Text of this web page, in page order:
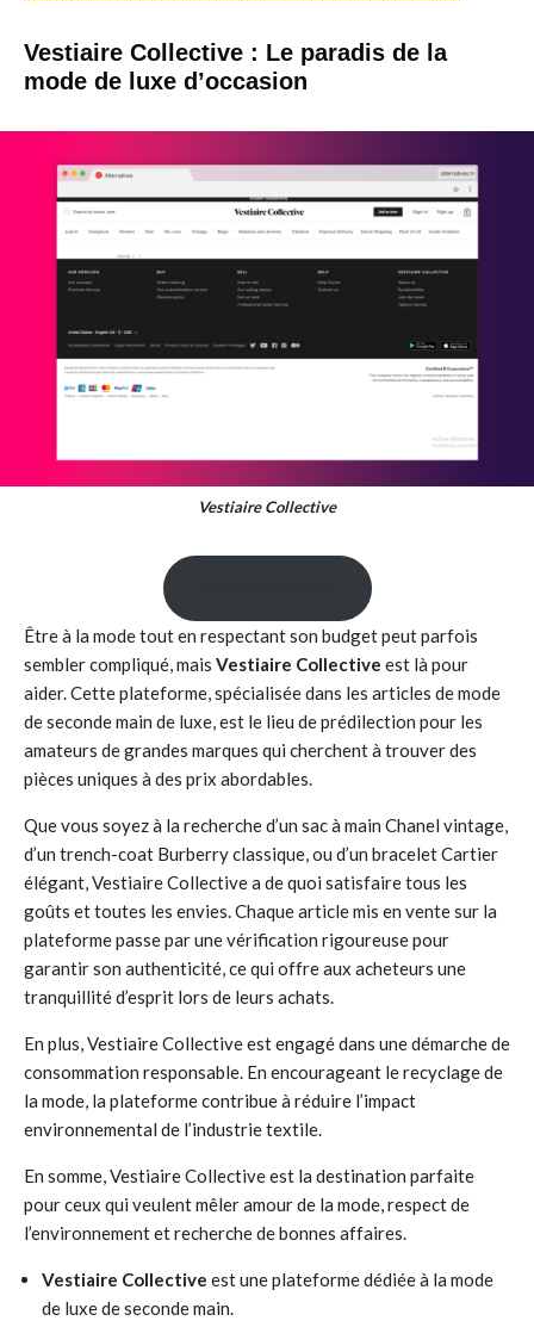
Vestiaire Collective : Le paradis de la
mode de luxe d’occasion
Vestiaire Collective
Être à la mode tout en respectant son budget peut parfois
sembler compliqué, mais Vestiaire Collective est là pour
aider. Cette plateforme, spécialisée dans les articles de mode
de seconde main de luxe, est le lieu de prédilection pour les
amateurs de grandes marques qui cherchent à trouver des
pièces uniques à des prix abordables.
Que vous soyez à la recherche d’un sac à main Chanel vintage,
d’un trench-coat Burberry classique, ou d’un bracelet Cartier
élégant, Vestiaire Collective a de quoi satisfaire tous les
goûts et toutes les envies. Chaque article mis en vente sur la
plateforme passe par une vérification rigoureuse pour
garantir son authenticité, ce qui offre aux acheteurs une
tranquillité d’esprit lors de leurs achats.
En plus, Vestiaire Collective est engagé dans une démarche de
consommation responsable. En encourageant le recyclage de
la mode, la plateforme contribue à réduire l’impact
environnemental de l’industrie textile.
En somme, Vestiaire Collective est la destination parfaite
pour ceux qui veulent mêler amour de la mode, respect de
l’environnement et recherche de bonnes affaires.
Vestiaire Collective est une plateforme dédiée à la mode
de luxe de seconde main.